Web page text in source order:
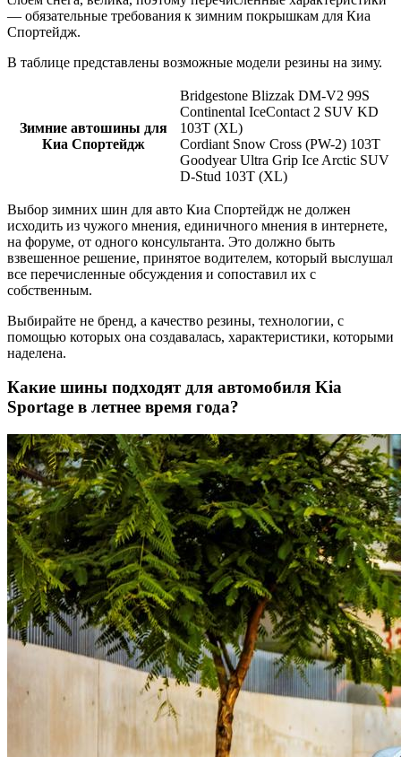
— обязательные требования к зимним покрышкам для Киа
Спортейдж.
В таблице представлены возможные модели резины на зиму.
Зимние автошины для
Киа Спортейдж
Bridgestone Blizzak DM-V2 99S
Continental IceContact 2 SUV KD
103T (XL)
Cordiant Snow Cross (PW-2) 103T
Goodyear Ultra Grip Ice Arctic SUV
D-Stud 103T (XL)
Выбор зимних шин для авто Киа Спортейдж не должен
исходить из чужого мнения, единичного мнения в интернете,
на форуме, от одного консультанта. Это должно быть
взвешенное решение, принятое водителем, который выслушал
все перечисленные обсуждения и сопоставил их с
собственным.
Выбирайте не бренд, а качество резины, технологии, с
помощью которых она создавалась, характеристики, которыми
наделена.
Какие шины подходят для автомобиля Kia
Sportage в летнее время года?